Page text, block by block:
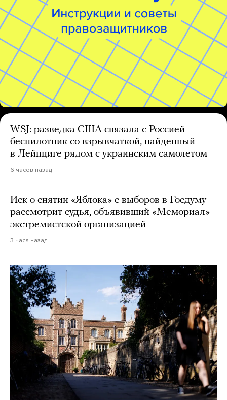
WSJ: разведка США связала с Россией
беспилотник со взрывчаткой, найденный
в Лейпциге рядом с украинским самолетом
6 часов назад
Иск о снятии «Яблока» с выборов в Госдуму
рассмотрит судья, объявивший «Мемориал»
экстремистской организацией
3 часа назад